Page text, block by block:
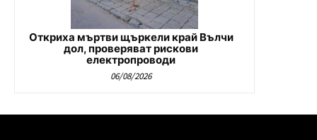
Откриха мъртви щъркели край Вълчи
дол, проверяват рискови
електропроводи
06/08/2026